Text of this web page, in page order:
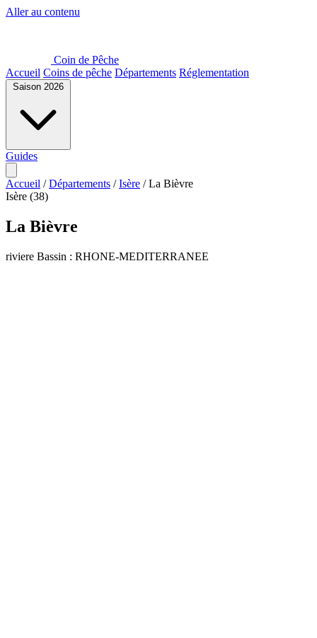
Aller au contenu
Coin de Pêche
Accueil Coins de pêche Départements Réglementation
Saison 2026
Guides
Accueil / Départements / Isère / La Bièvre
Isère (38)
La Bièvre
riviere Bassin : RHONE-MEDITERRANEE